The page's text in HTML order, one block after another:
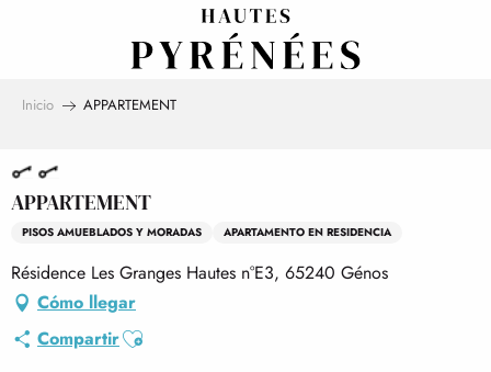
Inicio APPARTEMENT
APPARTEMENT
PISOS AMUEBLADOS Y MORADAS APARTAMENTO EN RESIDENCIA
Résidence Les Granges Hautes n°E3, 65240 Génos
Cómo llegar
CompartirAjouter aux favoris